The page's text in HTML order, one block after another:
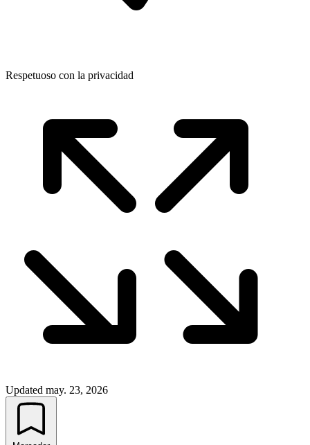
Respetuoso con la privacidad
Updated may. 23, 2026